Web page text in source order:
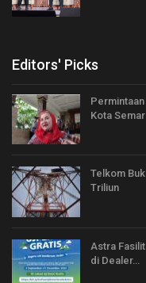
Editors' Picks
Kota
Telkom
Triliun
Astra
di Dealer…